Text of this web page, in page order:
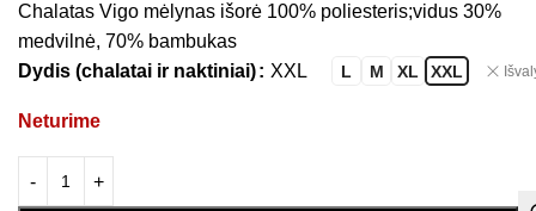
Chalatas Vigo mėlynas išorė 100% poliesteris;vidus 30%
medvilnė, 70% bambukas
Dydis (chalatai ir naktiniai)
XXL L M XL XXL
Neturime